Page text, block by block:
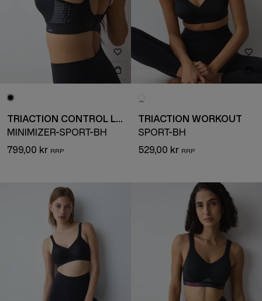
TRIACTION CONTROL LITE
MINIMIZER-SPORT-BH
799,00 kr
TRIACTION WORKOUT
SPORT-BH
529,00 kr